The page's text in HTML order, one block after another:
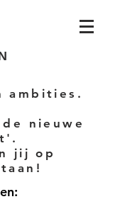
ambities.
nieuwe
jij op